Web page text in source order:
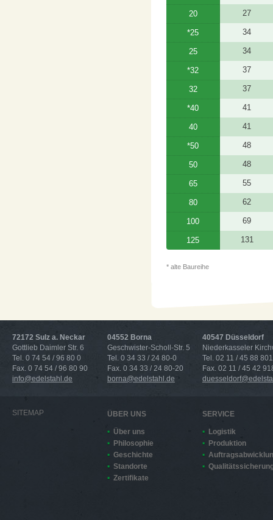
20 27
*25 34
25 34
*32 37
32 37
*40 41
40 41
*50 48
50 48
65 55
80 62
100 69
125 131
* alte Baureihe
72172 Sulz a. Neckar
Gottlieb Daimler Str. 6
Tel. 0 74 54 / 96 80 0
Fax. 0 74 54 / 96 80 90
info@edelstahl.de
04552 Borna
Geschwister-Scholl-Str. 5
Tel. 0 34 33 / 24 80-0
Fax. 0 34 33 / 24 80-20
borna@edelstahl.de
40547 Düsseldorf
Niederkasseler
Tel. 02 11 / 45 88 801
Fax. 02 11 / 45 42
SITEMAP ÜBER UNS
Über uns
Philosophie
Geschichte
Standorte
Zertifikate
SERVICE
Logistik
Produktion